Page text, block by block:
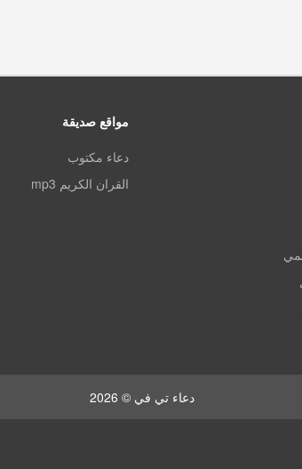
مواقع صديقة
دعاء مكتوب
القران الكريم mp3
دعاء تي في © 2026